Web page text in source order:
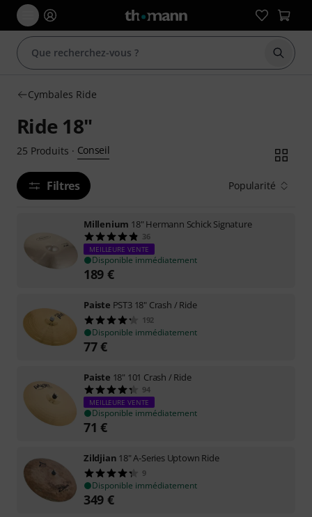
Cymbales Ride
Ride 18"
25 Produits · Conseil
Filtres Popularité
Millenium 18" Hermann Schick Signature
36
MEILLEURE VENTE
Disponible immédiatement
189 €
Paiste PST3 18" Crash / Ride
192
Disponible immédiatement
77€
Paiste 18" 101 Crash / Ride
94
MEILLEURE VENTE
Disponible immédiatement
71 €
Zildjian 18" A-Series Uptown Ride
9
Disponible immédiatement
349 €